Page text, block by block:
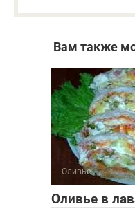
Вам также
Оливье
Оливье в